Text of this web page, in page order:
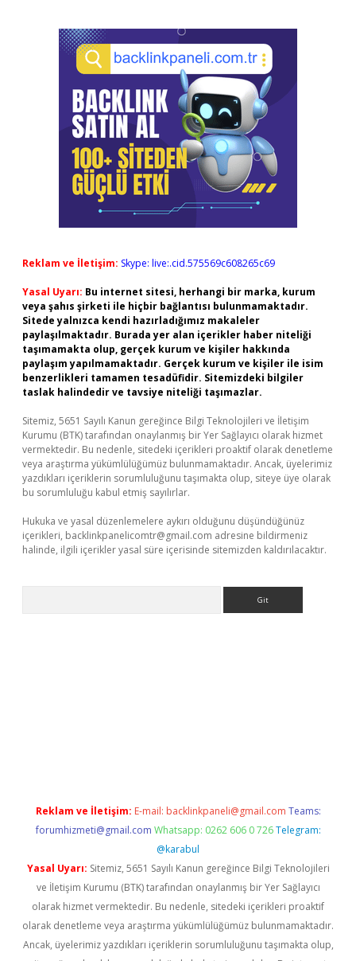
Reklam ve İletişim: Skype: live:.cid.575569c608265c69
Yasal Uyarı: Bu internet sitesi, herhangi bir marka, kurum
veya şahıs şirketi ile hiçbir bağlantısı bulunmamaktadır.
Sitede yalnızca kendi hazırladığımız makaleler
paylaşılmaktadır. Burada yer alan içerikler haber niteliği
taşımamakta olup, gerçek kurum ve kişiler hakkında
paylaşım yapılmamaktadır. Gerçek kurum ve kişiler ile isim
benzerlikleri tamamen tesadüfidir. Sitemizdeki bilgiler
taslak halindedir ve tavsiye niteliği taşımazlar.
Sitemiz, 5651 Sayılı Kanun gereğince Bilgi Teknolojileri ve İletişim
Kurumu (BTK) tarafından onaylanmış bir Yer Sağlayıcı olarak hizmet
vermektedir. Bu nedenle, sitedeki içerikleri proaktif olarak denetleme
veya araştırma yükümlülüğümüz bulunmamaktadır. Ancak, üyelerimiz
yazdıkları içeriklerin sorumluluğunu taşımakta olup, siteye üye olarak
bu sorumluluğu kabul etmiş sayılırlar.
Hukuka ve yasal düzenlemelere aykırı olduğunu düşündüğünüz
içerikleri, backlinkpanelicomtr@gmail.com adresine bildirmeniz
halinde, ilgili içerikler yasal süre içerisinde sitemizden kaldırılacaktır.
Reklam ve İletişim: E-mail: backlinkpaneli@gmail.com Teams:
forumhizmeti@gmail.com Whatsapp: 0262 606 0 726 Telegram:
@karabul
Yasal Uyarı: Sitemiz, 5651 Sayılı Kanun gereğince Bilgi Teknolojileri
ve İletişim Kurumu (BTK) tarafından onaylanmış bir Yer Sağlayıcı
olarak hizmet vermektedir. Bu nedenle, sitedeki içerikleri proaktif
olarak denetleme veya araştırma yükümlülüğümüz bulunmamaktadır.
Ancak, üyelerimiz yazdıkları içeriklerin sorumluluğunu taşımakta olup,